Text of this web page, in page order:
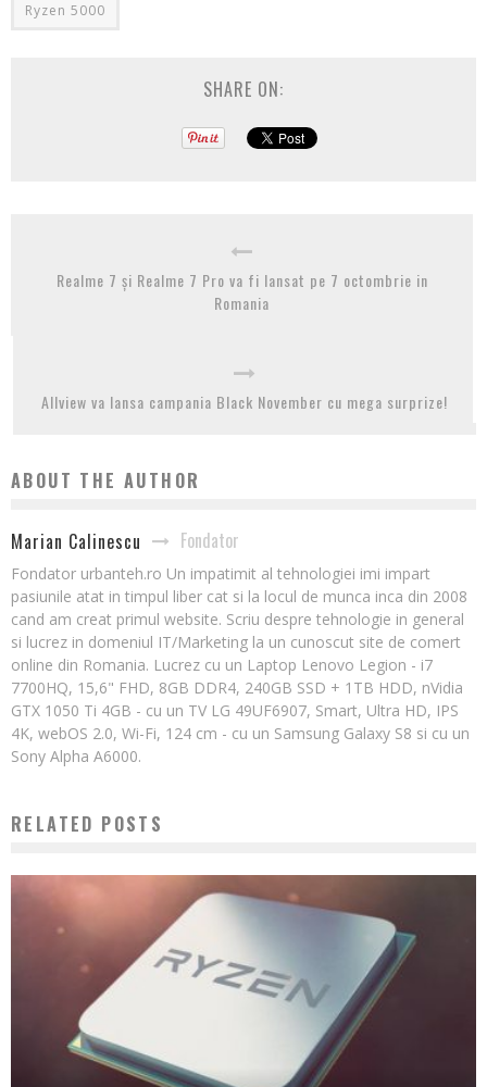
Ryzen 5000
SHARE ON:
Realme 7 și Realme 7 Pro va fi lansat pe 7 octombrie in
Romania
Allview va lansa campania Black November cu mega surprize!
ABOUT THE AUTHOR
Marian Calinescu Fondator
Fondator urbanteh.ro Un impatimit al tehnologiei imi impart
pasiunile atat in timpul liber cat si la locul de munca inca din 2008
cand am creat primul website. Scriu despre tehnologie in general
si lucrez in domeniul IT/Marketing la un cunoscut site de comert
online din Romania. Lucrez cu un Laptop Lenovo Legion - i7
7700HQ, 15,6" FHD, 8GB DDR4, 240GB SSD + 1TB HDD, nVidia
GTX 1050 Ti 4GB - cu un TV LG 49UF6907, Smart, Ultra HD, IPS
4K, webOS 2.0, Wi-Fi, 124 cm - cu un Samsung Galaxy S8 si cu un
Sony Alpha A6000.
RELATED POSTS